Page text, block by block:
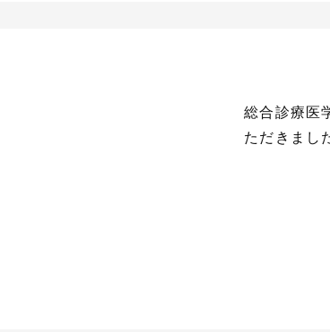
総合診療医
ただきまし